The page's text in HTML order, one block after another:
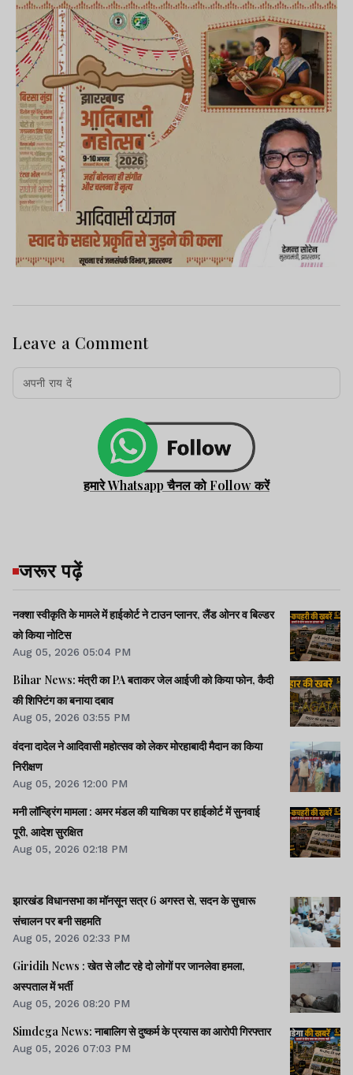
Leave a Comment
हमारे Whatsapp चैनल को Follow करें
जरूर पढ़ें
नक्शा स्वीकृति के मामले में हाईकोर्ट ने टाउन प्लानर, लैंड ओनर व बिल्डर
को किया नोटिस
Aug 05, 2026 05:04 PM
Bihar News: मंत्री का PA बताकर जेल आईजी को किया फोन, कैदी
की शिफ्टिंग का बनाया दबाव
Aug 05, 2026 03:55 PM
वंदना दादेल ने आदिवासी महोत्सव को लेकर मोरहाबादी मैदान का किया
निरीक्षण
Aug 05, 2026 12:00 PM
मनी लॉन्ड्रिंग मामला : अमर मंडल की याचिका पर हाईकोर्ट में सुनवाई
पूरी, आदेश सुरक्षित
Aug 05, 2026 02:18 PM
झारखंड विधानसभा का मॉनसून सत्र 6 अगस्त से, सदन के सुचारू
संचालन पर बनी सहमति
Aug 05, 2026 02:33 PM
Giridih News : खेत से लौट रहे दो लोगों पर जानलेवा हमला,
अस्पताल में भर्ती
Aug 05, 2026 08:20 PM
Simdega News: नाबालिग से दुष्कर्म के प्रयास का आरोपी गिरफ्तार
Aug 05, 2026 07:03 PM